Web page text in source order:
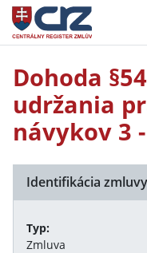
Dohoda
udržania
návykov 3
Identifikácia zmluvy
Typ:
Zmluva